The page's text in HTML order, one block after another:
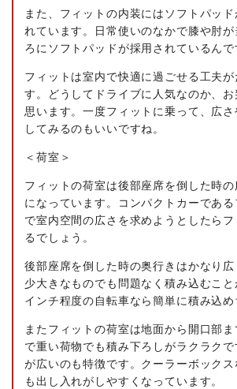
また、フィットの内装にはソフトパッ
れています。日常使いのなかで膝や肘が
ろにソフトパッドが採用されているんで
フィットは室内で快適に過ごせる工夫が
す。どうしてドライブに人気なのか、お
思います。一度フィットに乗って、広
してみるのもいいですね。
＜荷室＞
フィットの荷室は後部座席を倒した時
になっています。コンパクトカーであ
で室内空間の広さを求めようとしたらフ
るでしょう。
後部座席を倒した時の奥行きはかなり
少大きなものでも問題なく積み込むこ
インチ程度の自転車なら簡単に積み込め
またフィットの荷室は地面から開口部
で重い荷物でも積み下ろしがラクラク
が広いのも特徴です。クーラーボック
も出し入れがしやすくなっています。